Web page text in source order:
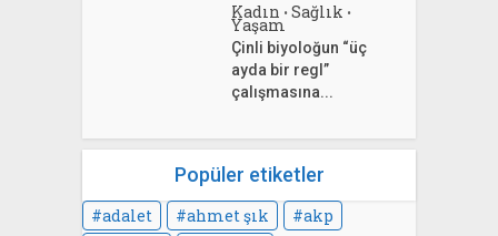
Kadın • Sağlık •
Yaşam
Çinli biyoloğun “üç
ayda bir regl”
çalışmasına...
Popüler etiketler
adalet ahmet şık
akp